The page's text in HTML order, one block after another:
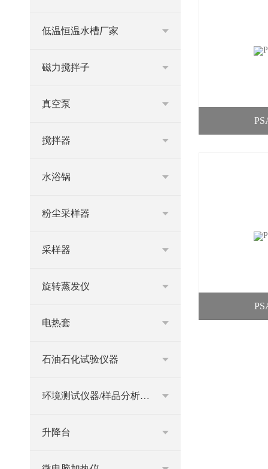
低温恒温水槽厂家
磁力搅拌子
真空泵
搅拌器
水浴锅
粉尘采样器
采样器
旋转蒸发仪
电热套
石油石化试验仪器
环境测试仪器/样品分析仪器
升降台